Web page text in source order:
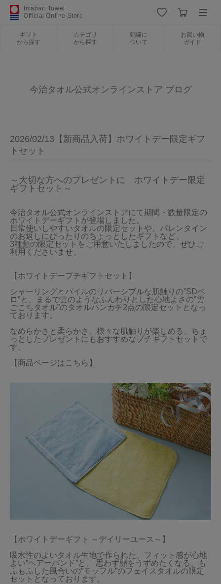
Imabari Towel
Official Online Store
ギフト
から探す
カテゴリ
から探す
刺繍に
ついて
お買い物
ガイド
ギフトから探す
刺繍について
お買い物ガイド
今治タオルについて
当サイトについて
会員サービス
店舗リスト
ヘルプ
規約
大量購入・法人向けの購入の方は
今治タオル公式オンラインストア ブログ
2026/02/13【新商品入荷】ホワイトデー限定ギフ
トセット
～大切な方へのプレゼントに　ホワイトデー限定
ギフトセット～
今治タオル公式オンラインストアにて期間・数量限定の
ホワイトデーギフトが登場しました。
日常使いしやすいタオルの限定セットや、バレンタイン
のお返しにぴったりのちょっとしたギフトなど、
3種類の限定セットをご用意いたしましたので、ぜひご
利用くださいませ。
【ホワイトデープチギフトセット】
シャーリングとパイルのリバーシブルな肌触りの”SDペ
ロ”と、まるで雲のようなふんわりとした心地よさの”雲
ごこちタオル”のタオルハンカチ2点の限定セットとなっ
ております。
なめらかさと柔らかさ、様々な肌触りが楽しめる、ちょ
っとしたプレゼントにもおすすめなプチギフトセットで
す。
【商品ページはこちら】
【ホワイトデーギフト ～デイリーユース～】
吸水性のよいタオル生地で作られた、フィット感が心地
よい”ヘアーバンド”と、 思わず顔をうずめたくなる、も
ふもふした風合いの”モッフル”のフェイスタオルの限定
セットとなっております。